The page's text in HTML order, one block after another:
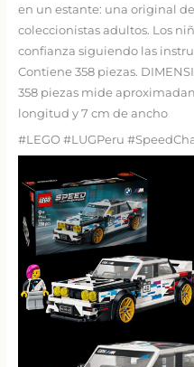
en un estante: una original
coleccionistas adultos. Los
confianza siguiendo las
Contiene 358 piezas.
358 piezas mide
longitud y 7 cm de ancho
#LEGO #LUGPeru